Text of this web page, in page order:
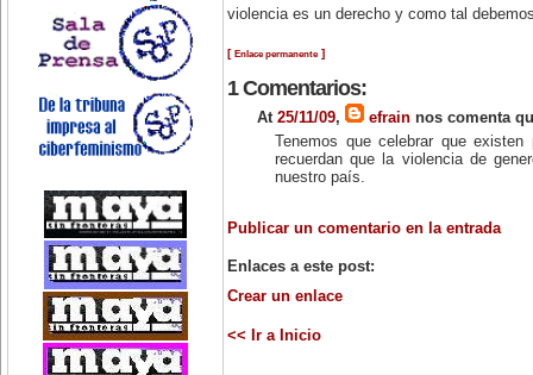
violencia es un derecho y como tal
[ Enlace permanente]
1 Comentarios:
At 25/11/09, efrain nos comenta
Tenemos que celebrar que
recuerdan que la violencia de
nuestro país.
Publicar un comentario en la entrada
Enlaces a este post:
Crear un enlace
<< Ir a Inicio